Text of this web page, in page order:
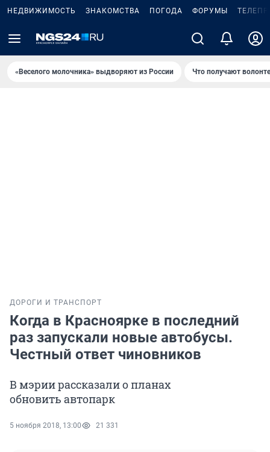
НЕДВИЖИМОСТЬ ЗНАКОМСТВА ПОГОДА ФОРУМЫ
«Веселого молочника» выдворяют из России Что получают
ДОРОГИ И ТРАНСПОРТ
Когда в Красноярке в последний
раз запускали новые автобусы.
Честный ответ чиновников
В мэрии рассказали о планах
обновить автопарк
5 ноября 2018, 13:00 21 331